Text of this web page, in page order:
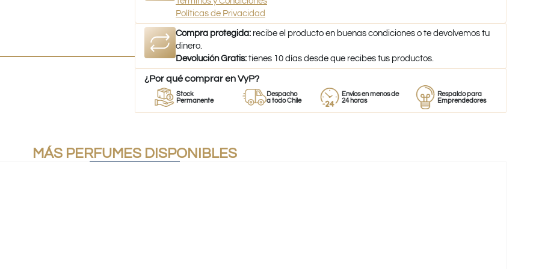
Políticas de Privacidad
Compra protegida: recibe el producto en buenas condiciones o te devolvemos tu
dinero.
Devolución Gratis: tienes 10 días desde que recibes tus productos.
¿Por qué comprar en VyP?
Stock
Permanente
Despacho
a todo Chile
Envíos en menos de
24 horas
Respaldo para
Emprendedores
MÁS PERFUMES DISPONIBLES